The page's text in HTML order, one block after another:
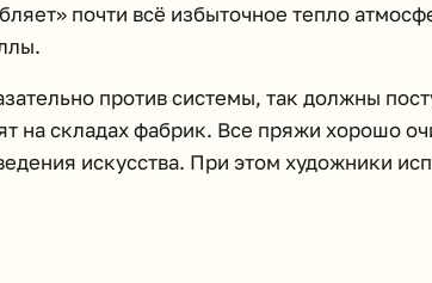
почти всё избыточное тепло
против системы, так должны
на складах фабрик. Все пряжи хорошо
искусства. При этом художники